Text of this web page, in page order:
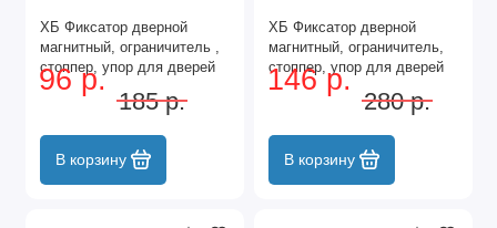
ХБ Фиксатор дверной
магнитный, ограничитель ,
стоппер, упор для дверей
"Боковик" Цвет: Чёрный
96 р.
185 р.
В корзину
ХБ Фиксатор дверной
магнитный, ограничитель,
стоппер, упор для дверей
"Кальян" Цвет: AB - Бронза
146 р.
280 р.
В корзину